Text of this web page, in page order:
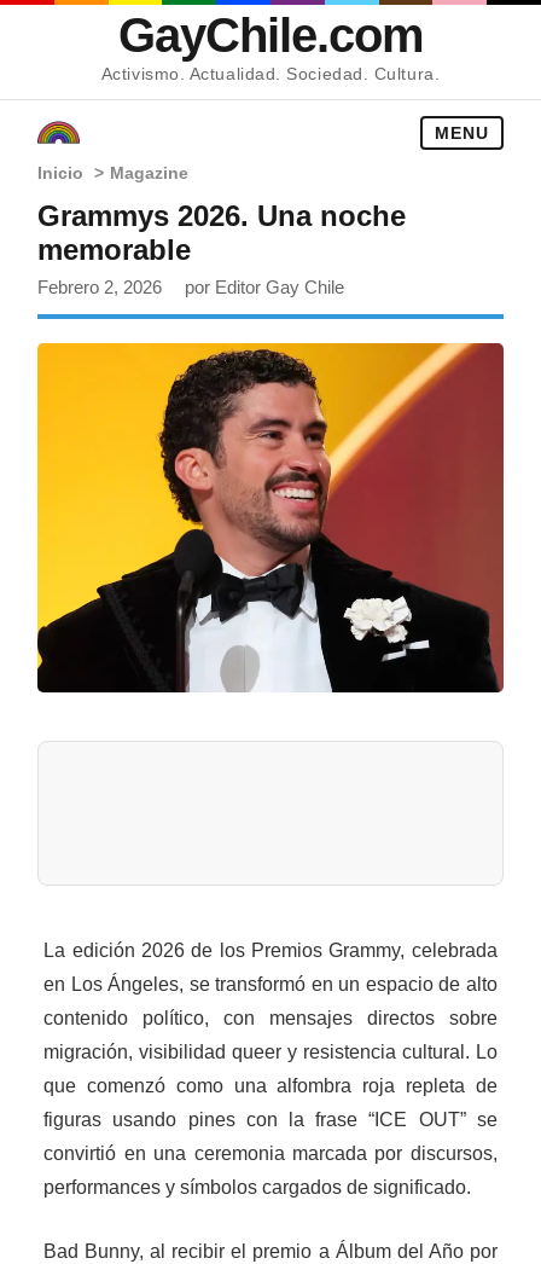
GayChile.com
Activismo. Actualidad. Sociedad. Cultura.
MENU
Inicio > Magazine
Grammys 2026. Una noche
memorable
Febrero 2, 2026 por Editor Gay Chile
La edición 2026 de los Premios Grammy, celebrada
en Los Ángeles, se transformó en un espacio de alto
contenido político, con mensajes directos sobre
migración, visibilidad queer y resistencia cultural. Lo
que comenzó como una alfombra roja repleta de
figuras usando pines con la frase “ICE OUT” se
convirtió en una ceremonia marcada por discursos,
performances y símbolos cargados de significado.
Bad Bunny, al recibir el premio a Álbum del Año por